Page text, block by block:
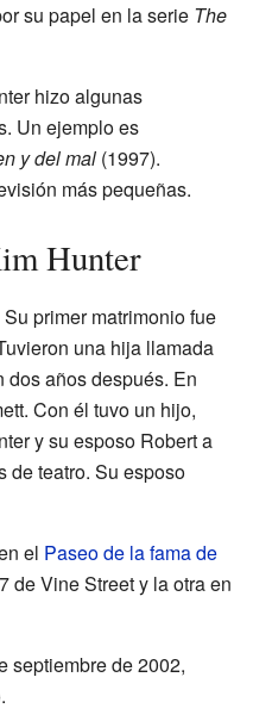
su papel en la serie The
hizo algunas
Un ejemplo es
y del mal (1997).
más pequeñas.
Hunter
primer matrimonio fue
una hija llamada
dos años después. En
Con él tuvo un hijo,
y su esposo Robert a
de teatro. Su esposo
el Paseo de la fama de
de Vine Street y la otra en
septiembre de 2002,